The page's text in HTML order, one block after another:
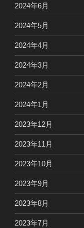
2024年6月
2024年5月
2024年4月
2024年3月
2024年2月
2024年1月
2023年12月
2023年11月
2023年10月
2023年9月
2023年8月
2023年7月